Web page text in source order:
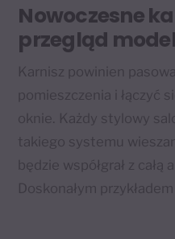
Nowoczesne
przegląd
Karnisz powinien
pomieszczenia i łączyć
oknie. Każdy stylowy
takiego systemu
będzie współgrał z całą
Doskonałym